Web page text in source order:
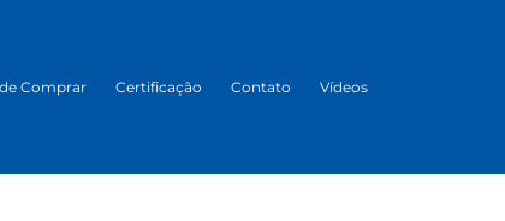
Comprar Certificação Contato Vídeos